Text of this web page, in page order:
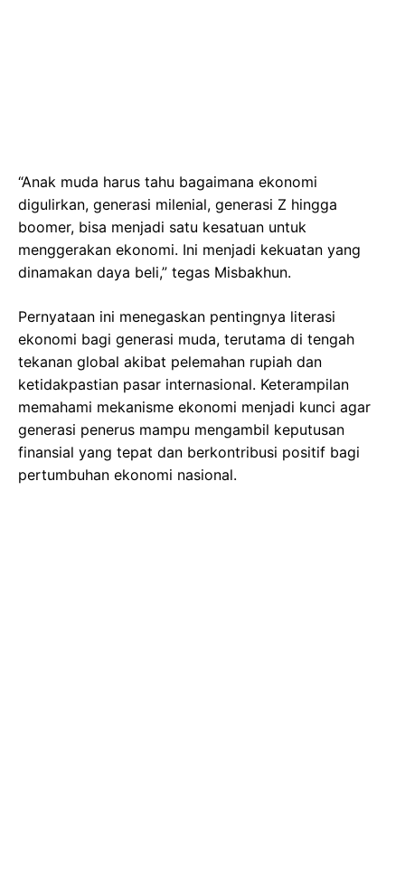
“Anak muda harus tahu bagaimana ekonomi
digulirkan, generasi milenial, generasi Z hingga
boomer, bisa menjadi satu kesatuan untuk
menggerakan ekonomi. Ini menjadi kekuatan yang
dinamakan daya beli,” tegas Misbakhun.
Pernyataan ini menegaskan pentingnya literasi
ekonomi bagi generasi muda, terutama di tengah
tekanan global akibat pelemahan rupiah dan
ketidakpastian pasar internasional. Keterampilan
memahami mekanisme ekonomi menjadi kunci agar
generasi penerus mampu mengambil keputusan
finansial yang tepat dan berkontribusi positif bagi
pertumbuhan ekonomi nasional.